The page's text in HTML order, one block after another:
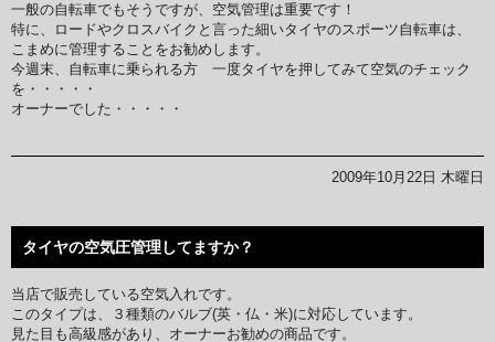
一般の自転車でもそうですが、空気管理は重要です！
特に、ロードやクロスバイクと言った細いタイヤのスポーツ自転車は、
こまめに管理することをお勧めします。
今週末、自転車に乗られる方 一度タイヤを押してみて空気のチェック
を・・・・・
オーナーでした・・・・・
2009年10月22日 木曜日
タイヤの空気圧管理してますか？
当店で販売している空気入れです。
このタイプは、３種類のバルブ(英・仏・米)に対応しています。
見た目も高級感があり、オーナーお勧めの商品です。